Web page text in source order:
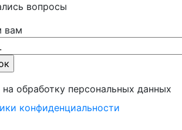
вопросы
вам
обработку персональных данных
конфиденциальности